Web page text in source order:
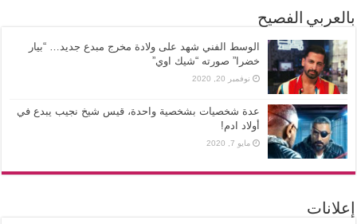
بالعربي الفصيح
الوسط الفني شهد على ولادة مخرج مبدع جديد… “بيار
خضرا” صورته “شيك اوي”
نوفمبر 20, 2020
عدة شخصيات بشخصية واحدة، قيس شيخ نجيب يبدع في
أولاد ادم!
مايو 7, 2020
إعلانات